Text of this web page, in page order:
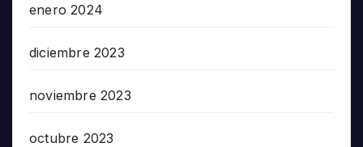
enero 2024
diciembre 2023
noviembre 2023
octubre 2023